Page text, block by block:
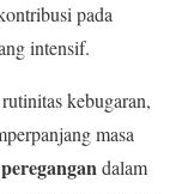
pada
intensif.
kebugaran,
masa
dalam